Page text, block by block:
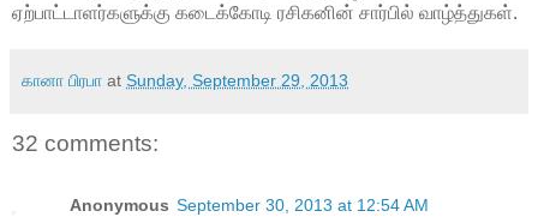
ஏற்பாட்டாளர்களுக்கு கடைக்கோடி ரசிகனின் சார்பில் வாழ்த்துகள்.
கானா பிரபா at Sunday, September 29, 2013
32 comments:
Anonymous September 30, 2013 at 12:54 AM